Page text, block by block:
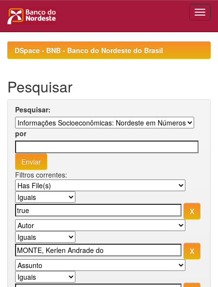
navigationDSpace - BNB - Banco do Nordeste do Brasil
Pesquisar
Pesquisar:
por
Filtros correntes: